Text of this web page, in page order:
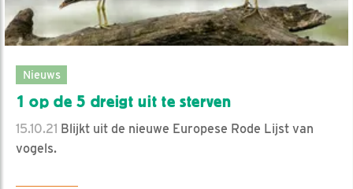
Nieuws
1 op de 5 dreigt uit te sterven
15.10.21 Blijkt uit de nieuwe Europese Rode Lijst van
vogels.